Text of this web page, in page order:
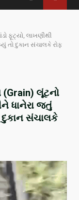
ફૂટ્યો, લાખણીથી
તો દુકાન સંચાલકે રોફ
(Grain) લૂંટનો
ધાનેરા જતું
સંચાલકે